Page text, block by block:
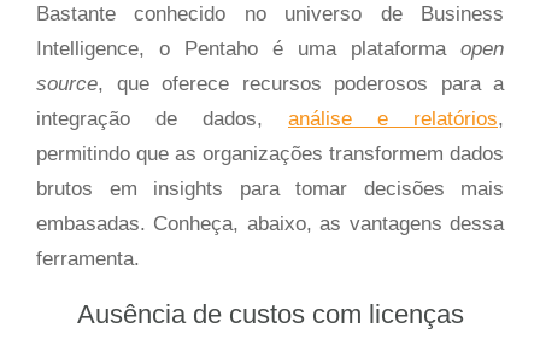
Bastante conhecido no universo de Business
Intelligence, o Pentaho é uma plataforma open
source, que oferece recursos poderosos para a
integração de dados, análise e relatórios,
permitindo que as organizações transformem dados
brutos em insights para tomar decisões mais
embasadas. Conheça, abaixo, as vantagens dessa
ferramenta.
Ausência de custos com licenças